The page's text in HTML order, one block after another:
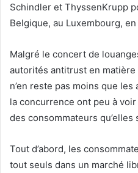
Schindler et ThyssenKrupp
Belgique, au Luxembourg,
Malgré le concert de
autorités antitrust en
n’en reste pas moins que
la concurrence ont peu à
des consommateurs
Tout d’abord, les
tout seuls dans un marché